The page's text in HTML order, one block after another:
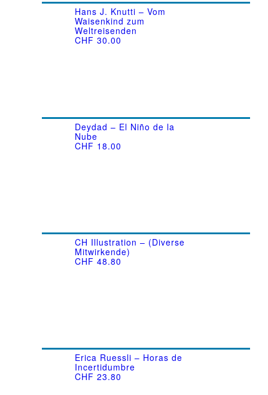
Hans J. Knutti – Vom
Waisenkind zum
Weltreisenden
CHF 30.00
Deydad – El Niño de la
Nube
CHF 18.00
CH Illustration – (Diverse
Mitwirkende)
CHF 48.80
Erica Ruessli – Horas de
Incertidumbre
CHF 23.80